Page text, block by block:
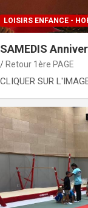
LOISIRS ENFANCE -
SAMEDIS
Retour 1ère PAGE
CLIQUER SUR